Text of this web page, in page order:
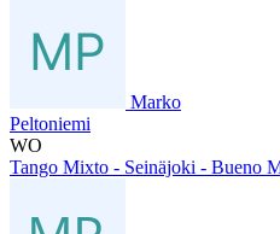
Marko
Peltoniemi
WO
Tango Mixto - Seinäjoki - Bueno